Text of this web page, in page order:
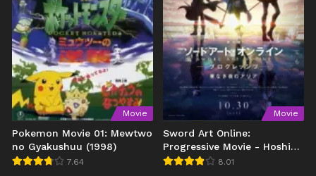
Movie
Pokemon Movie 01: Mewtwo
no Gyakushuu (1998)
7.64
Movie
Sword Art Online:
Progressive Movie - Hoshi
Naki Yoru no Aria
8.01